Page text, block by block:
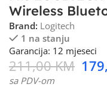
Wireless
Brand: Logitech
1 na stanju
Garancija: 12 mjeseci
211,00KM
sa PDV-om